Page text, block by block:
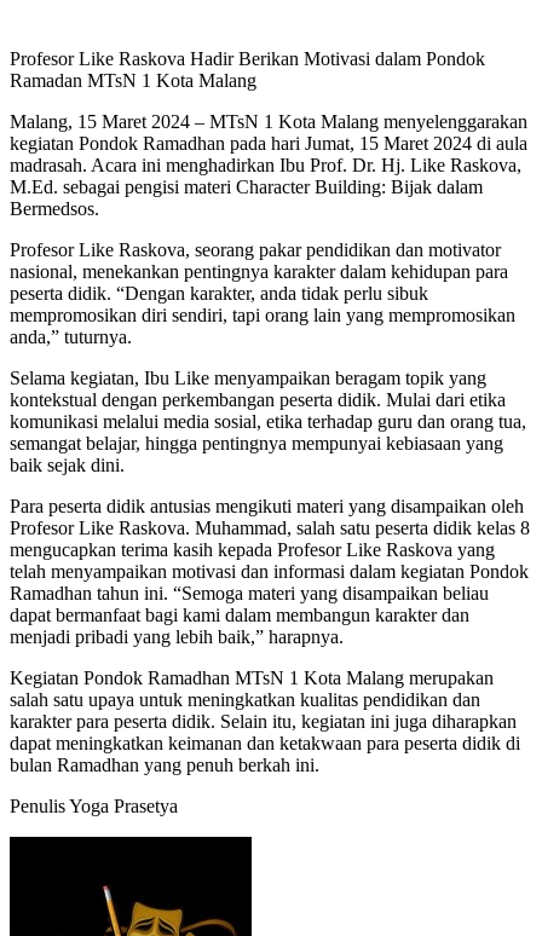
Profesor Like Raskova Hadir Berikan Motivasi dalam Pondok
Ramadan MTsN 1 Kota Malang
Malang, 15 Maret 2024 – MTsN 1 Kota Malang menyelenggarakan
kegiatan Pondok Ramadhan pada hari Jumat, 15 Maret 2024 di aula
madrasah. Acara ini menghadirkan Ibu Prof. Dr. Hj. Like Raskova,
M.Ed. sebagai pengisi materi Character Building: Bijak dalam
Bermedsos.
Profesor Like Raskova, seorang pakar pendidikan dan motivator
nasional, menekankan pentingnya karakter dalam kehidupan para
peserta didik. “Dengan karakter, anda tidak perlu sibuk
mempromosikan diri sendiri, tapi orang lain yang mempromosikan
anda,” tuturnya.
Selama kegiatan, Ibu Like menyampaikan beragam topik yang
kontekstual dengan perkembangan peserta didik. Mulai dari etika
komunikasi melalui media sosial, etika terhadap guru dan orang tua,
semangat belajar, hingga pentingnya mempunyai kebiasaan yang
baik sejak dini.
Para peserta didik antusias mengikuti materi yang disampaikan oleh
Profesor Like Raskova. Muhammad, salah satu peserta didik kelas 8
mengucapkan terima kasih kepada Profesor Like Raskova yang
telah menyampaikan motivasi dan informasi dalam kegiatan Pondok
Ramadhan tahun ini. “Semoga materi yang disampaikan beliau
dapat bermanfaat bagi kami dalam membangun karakter dan
menjadi pribadi yang lebih baik,” harapnya.
Kegiatan Pondok Ramadhan MTsN 1 Kota Malang merupakan
salah satu upaya untuk meningkatkan kualitas pendidikan dan
karakter para peserta didik. Selain itu, kegiatan ini juga diharapkan
dapat meningkatkan keimanan dan ketakwaan para peserta didik di
bulan Ramadhan yang penuh berkah ini.
Penulis Yoga Prasetya